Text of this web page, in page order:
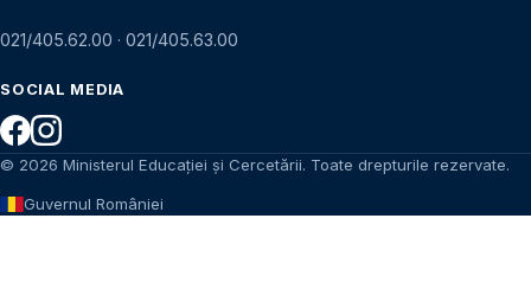
021/405.62.00 · 021/405.63.00
SOCIAL MEDIA
© 2026 Ministerul Educației și Cercetării. Toate drepturile rezervate.
Guvernul României